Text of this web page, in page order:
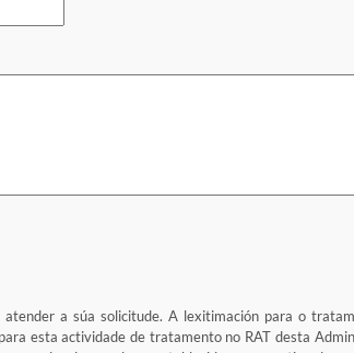
a súa solicitude. A lexitimación para o
esta actividade de tratamento no RAT desta